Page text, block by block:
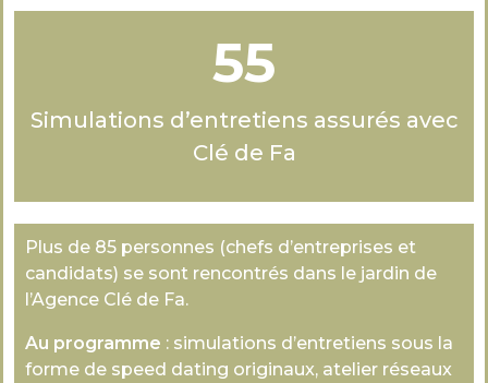
55
Simulations d’entretiens assurés avec
Clé de Fa
Plus de 85 personnes (chefs d’entreprises et
candidats) se sont rencontrés dans le jardin de
l’Agence Clé de Fa.
Au programme : simulations d’entretiens sous la
forme de speed dating originaux, atelier réseaux